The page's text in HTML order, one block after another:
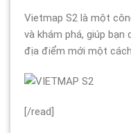
Vietmap S2 là một
và khám phá, giúp bạn
địa điểm mới một
[/read]